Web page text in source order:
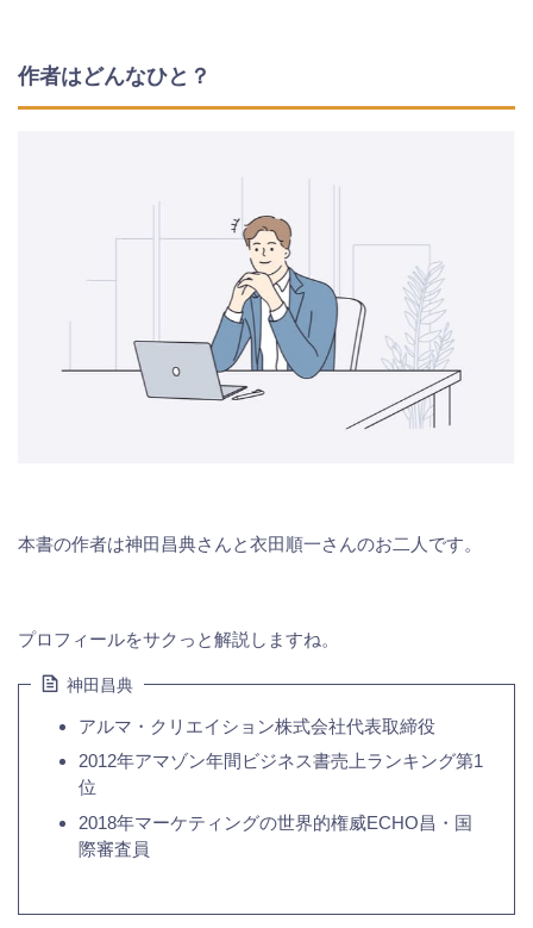
作者はどんなひと？
本書の作者は神田昌典さんと衣田順一さんのお二人です。
プロフィールをサクっと解説しますね。
神田昌典
アルマ・クリエイション株式会社代表取締役
2012年アマゾン年間ビジネス書売上ランキング第1
位
2018年マーケティングの世界的権威ECHO昌・国
際審査員